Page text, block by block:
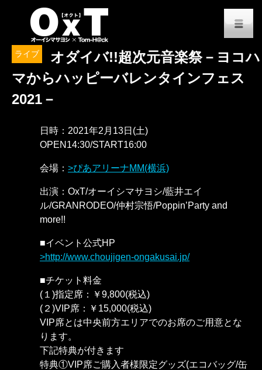
ライブ
オダイバ!!超次元音楽祭－ヨコハ
マからハッピーバレンタインフェス
2021－
日時：2021年2月13日(土)
OPEN14:30/START16:00
会場： ぴあアリーナMM(横浜)
出演：OxT/オーイシマサヨシ/藍井エイ
ル/GRANRODEO/仲村宗悟/Poppin’Party and
more!!
■イベント公式HP
http://www.choujigen-ongakusai.jp/
■チケット料金
(１)指定席：￥9,800(税込)
(２)VIP席：￥15,000(税込)
VIP席とは中央前方エリアでのお席のご用意とな
ります。
下記特典が付きます
特典①VIP席ご購入者様限定グッズ(エコバッグ/缶